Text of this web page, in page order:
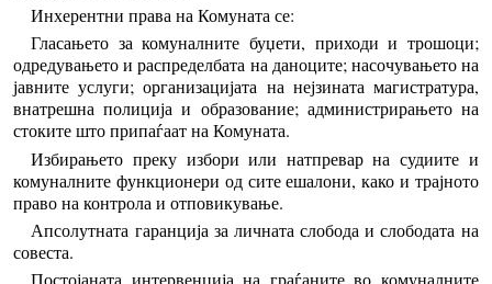
Инхерентни права на Комуната се:
Гласањето за комуналните буџети, приходи и трошоци;
одредувањето и распределбата на даноците; насочувањето на
јавните услуги; организацијата на нејзината магистратура,
внатрешна полиција и образование; администрирањето на
стоките што припаѓаат на Комуната.
Избирањето преку избори или натпревар на судиите и
комуналните функционери од сите ешалони, како и трајното
право на контрола и отповикување.
Апсолутната гаранција за личната слобода и слободата на
совеста.